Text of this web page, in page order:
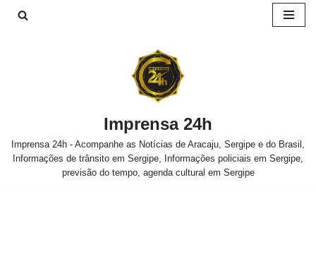
Imprensa 24h
Imprensa 24h - Acompanhe as Notícias de Aracaju, Sergipe e do Brasil,
Informações de trânsito em Sergipe, Informações policiais em Sergipe,
previsão do tempo, agenda cultural em Sergipe